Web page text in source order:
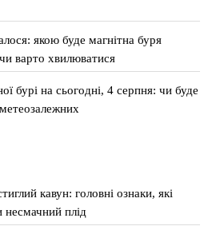
якою буде магнітна буря
варто хвилюватися
бурі на сьогодні, 4 серпня: чи буде
кавун: головні ознаки, які
плід